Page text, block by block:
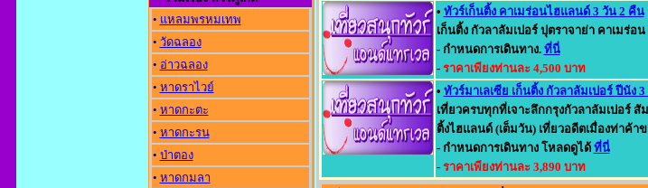
• แหลมพรหมเทพ
• วัดฉลอง
• อ่าวฉลอง
• หาดราไวย์
• หาดกะตะ
• หาดกะรน
• ป่าตอง
• หาดกมลา
• ทัวร์เก็นติ้ง คาเมร่อนไฮแลนด์ 3 วัน 2 คืน
เก็นติ้ง กัวลาลัมเปอร์ ปุตราจาย่า คาเมร่อ
- กำหนดการเดินทาง. ที่นี่
- ราคาเพียงท่านละ 4,500 บาท
• ทัวร์มาเลเซีย เก็นติ้ง กัวลาลัมเปอร์ ปีนัง
เที่ยวครบทุกที่เจาะลึกกรุงกัวลาลัมเปอร์
ติ้งไฮแลนด์ (เต็มวัน) เที่ยวอดีตเมื่องท่าค้าข
- กำหนดการเดินทาง โหลดดูได้ ที่นี่
- ราคาเพียงท่านละ 3,890 บาท